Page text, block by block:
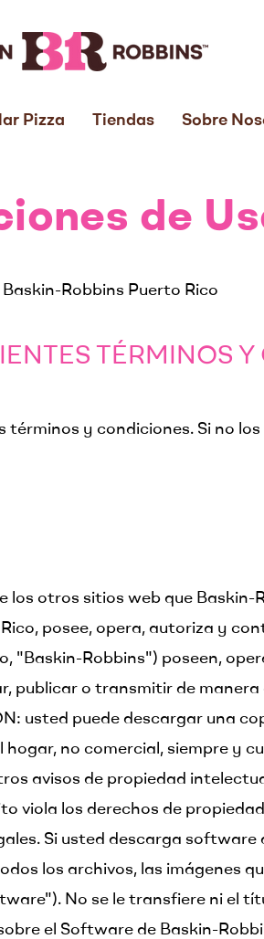
Pizza Tiendas Sobre
de
Robbins Puerto Rico
TÉRMINOS
y condiciones. Si no
los otros sitios web que Baskin-
posee, opera, autoriza y
"Baskin-Robbins") poseen,
publicar o transmitir de
usted puede descargar una
no comercial, siempre y
avisos de propiedad
viola los derechos de
Si usted descarga software
los archivos, las imágenes
No se le transfiere ni el
el Software de Baskin-